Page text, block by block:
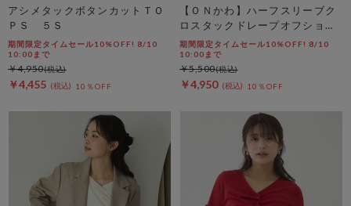
アシメタックボタンカットＴＯ
ＰＳ ５Ｓ
期間限定タイムセール10%OFF! 8/10
10:00まで
￥4,455 10％OFF
￥4,950
【ＯＮかわ】ハーフスリーブク
ロスタックドレープオフショル
ＴＯＰＳ
期間限定タイムセール10%OFF! 8/10
10:00まで
￥4,950 10％OFF
￥5,500